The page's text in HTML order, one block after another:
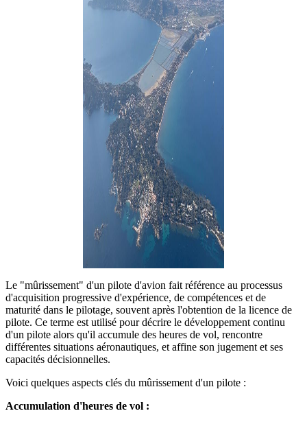
Le "mûrissement" d'un pilote d'avion fait référence au processus
d'acquisition progressive d'expérience, de compétences et de
maturité dans le pilotage, souvent après l'obtention de la licence de
pilote. Ce terme est utilisé pour décrire le développement continu
d'un pilote alors qu'il accumule des heures de vol, rencontre
différentes situations aéronautiques, et affine son jugement et ses
capacités décisionnelles.
Voici quelques aspects clés du mûrissement d'un pilote :
Accumulation d'heures de vol :